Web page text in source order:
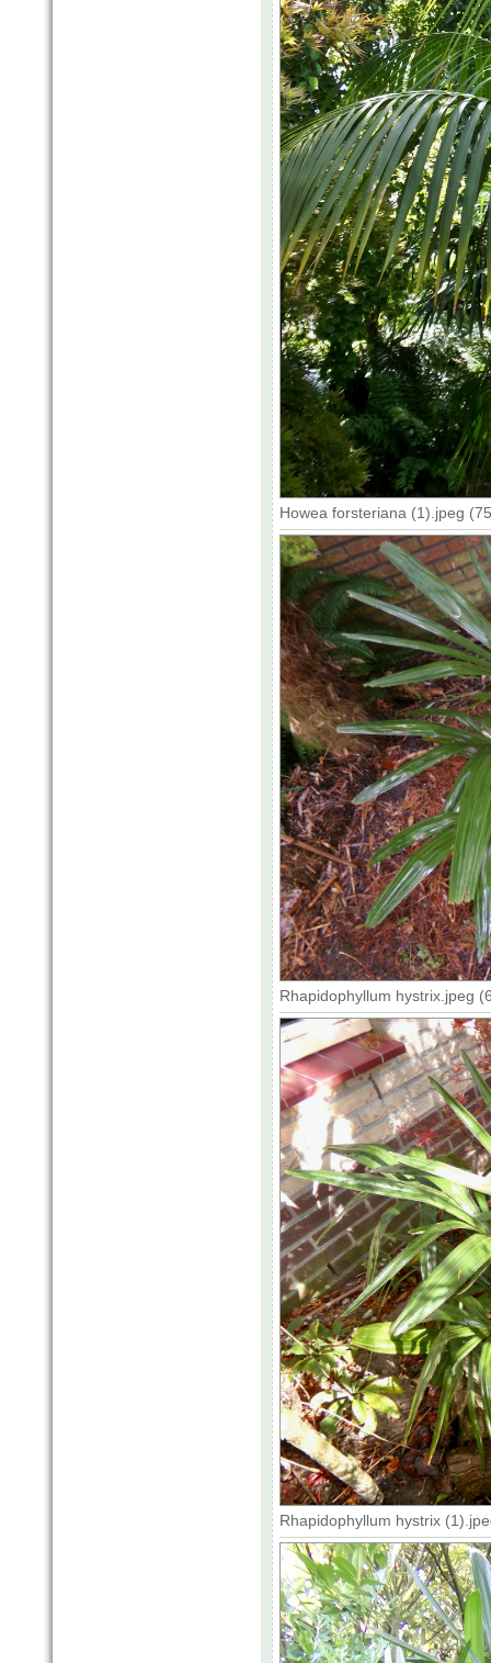
Howea forsteriana (1).jpeg
Rhapidophyllum hystrix.jpeg
Rhapidophyllum hystrix